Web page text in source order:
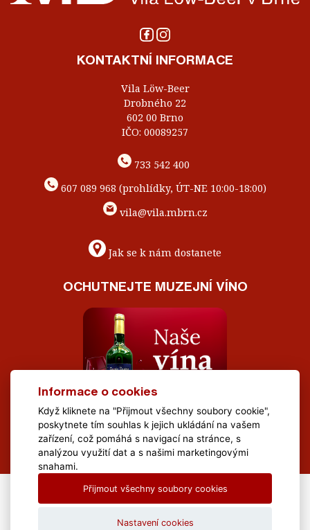
KONTAKTNÍ INFORMACE
Vila Löw-Beer
Drobného 22
602 00 Brno
IČO: 00089257
733 542 400
607 089 968 (prohlídky, ÚT-NE 10:00-18:00)
vila@vila.mbrn.cz
Jak se k nám dostanete
OCHUTNEJTE MUZEJNÍ VÍNO
All Rights Reserved Muzeum Brněnska © 2020, Webdesign by
Informace o cookies
Když kliknete na "Přijmout všechny soubory cookie",
poskytnete tím souhlas k jejich ukládání na vašem
zařízení, což pomáhá s navigací na stránce, s
analýzou využití dat a s našimi marketingovými
snahami.
Přijmout všechny soubory cookies
Nastavení cookies